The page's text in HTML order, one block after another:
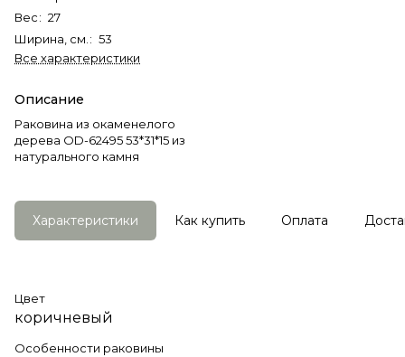
Вес: 27
Ширина, см. : 53
Все характеристики
Описание
Раковина из окаменелого
дерева OD-62495 53*31*15 из
натурального камня
Характеристики Как купить Оплата
Цвет
коричневый
Особенности раковины